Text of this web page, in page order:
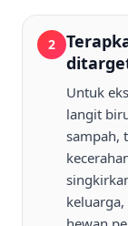
2
Untuk
langit
sampah,